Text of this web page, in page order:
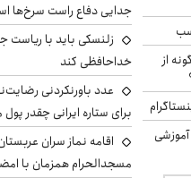
از
جدایی دفاع راست سرخ‌ها
زلنسکی باید با ریاست
خداحافظی کند
عدد باورنکردنی
برای ستاره ایرانی چقدر
اقامه نماز سران
مسجدالحرام همزمان با